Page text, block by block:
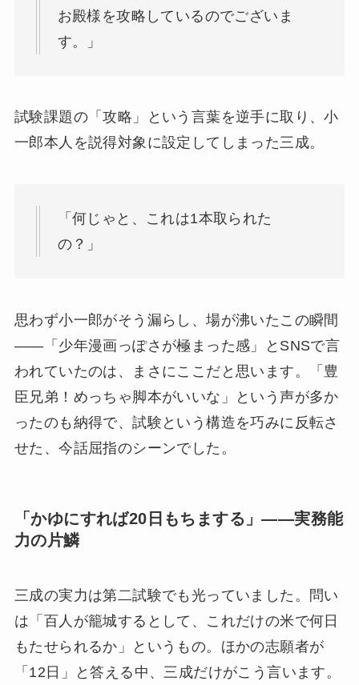
お殿様を攻略しているのでございま
す。」
試験課題の「攻略」という言葉を逆手に取り、小
一郎本人を説得対象に設定してしまった三成。
「何じゃと、これは1本取られた
の？」
思わず小一郎がそう漏らし、場が沸いたこの瞬間
——「少年漫画っぽさが極まった感」とSNSで言
われていたのは、まさにここだと思います。「豊
臣兄弟！めっちゃ脚本がいいな」という声が多か
ったのも納得で、試験という構造を巧みに反転さ
せた、今話屈指のシーンでした。
「かゆにすれば20日もちまする」——実務能
力の片鱗
三成の実力は第二試験でも光っていました。問い
は「百人が籠城するとして、これだけの米で何日
もたせられるか」というもの。ほかの志願者が
「12日」と答える中、三成だけがこう言います。